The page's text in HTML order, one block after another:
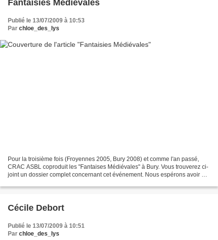
Fantaisies Médiévales
Publié le 13/07/2009 à 10:53
Par chloe_des_lys
Pour la troisième fois (Froyennes 2005, Bury 2008) et comme l'an passé,
CRAC ASBL coproduit les "Fantaises Médiévales" à Bury. Vous trouverez ci-
joint un dossier complet concernant cet événement. Nous espérons avoir en
Cécile Debort
Publié le 13/07/2009 à 10:51
Par chloe_des_lys